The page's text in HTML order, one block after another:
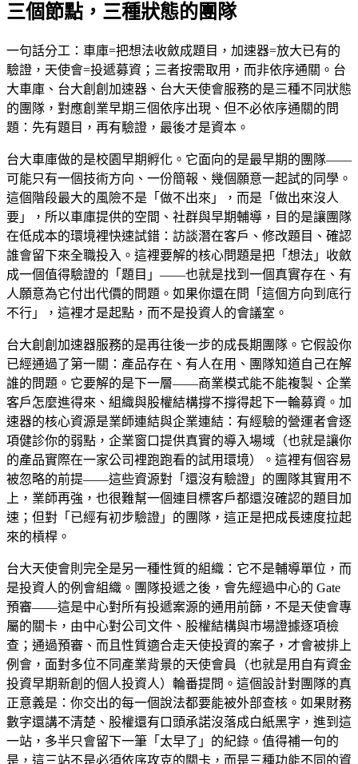
三個節點，三種狀態的團隊
一句話分工：車庫=把想法收斂成題目，加速器=放大已有的
驗證，天使會=投遞募資；三者按需取用，而非依序通關。台
大車庫、台大創創加速器、台大天使會服務的是三種不同狀態
的團隊，對應創業早期三個依序出現、但不必依序通關的問
題：先有題目，再有驗證，最後才是資本。
台大車庫做的是校園早期孵化。它面向的是最早期的團隊——
可能只有一個技術方向、一份簡報、幾個願意一起試的同學。
這個階段最大的風險不是「做不出來」，而是「做出來沒人
要」，所以車庫提供的空間、社群與早期輔導，目的是讓團隊
在低成本的環境裡快速試錯：訪談潛在客戶、修改題目、確認
誰會留下來全職投入。這裡要解的核心問題是把「想法」收斂
成一個值得驗證的「題目」——也就是找到一個真實存在、有
人願意為它付出代價的問題。如果你還在問「這個方向到底行
不行」，這裡才是起點，而不是投資人的會議室。
台大創創加速器服務的是再往後一步的成長期團隊。它假設你
已經通過了第一關：產品存在、有人在用、團隊知道自己在解
誰的問題。它要解的是下一層——商業模式能不能複製、企業
客戶怎麼進得來、組織與股權結構撐不撐得起下一輪募資。加
速器的核心資源是業師連結與企業連結：有經驗的營運者會逐
項健診你的弱點，企業窗口提供真實的導入場域（也就是讓你
的產品實際在一家公司裡跑跑看的試用環境）。這裡有個容易
被忽略的前提——這些資源對「還沒有驗證」的團隊其實用不
上，業師再強，也很難幫一個連目標客戶都還沒確認的題目加
速；但對「已經有初步驗證」的團隊，這正是把成長速度拉起
來的槓桿。
台大天使會則完全是另一種性質的組織：它不是輔導單位，而
是投資人的例會組織。團隊投遞之後，會先經過中心的 Gate
預審——這是中心對所有投遞案源的通用前篩，不是天使會專
屬的關卡，由中心對公司文件、股權結構與市場證據逐項檢
查；通過預審、而且性質適合走天使投資的案子，才會被排上
例會，面對多位不同產業背景的天使會員（也就是用自有資金
投資早期新創的個人投資人）輪番提問。這個設計對團隊的真
正意義是：你交出的每一個說法都要能被外部查核。如果財務
數字還講不清楚、股權還有口頭承諾沒落成白紙黑字，進到這
一站，多半只會留下一筆「太早了」的紀錄。值得補一句的
是，這三站不是必須依序攻克的關卡，而是三種功能不同的資